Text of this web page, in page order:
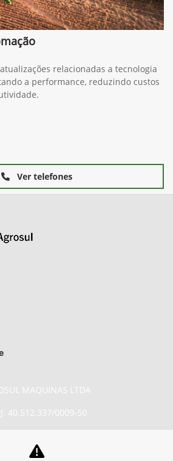
relacionadas a tecnologia
a performance, reduzindo custos
Ver telefones
MAQUINAS LTDA
40.512.337/0009-50